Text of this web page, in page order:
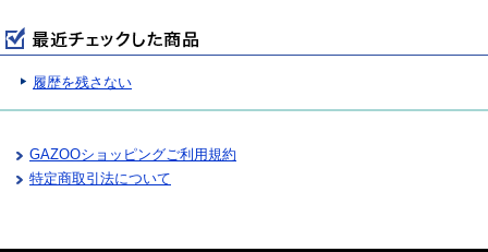
履歴を残さない
GAZOOショッピングご利用規約
特定商取引法について